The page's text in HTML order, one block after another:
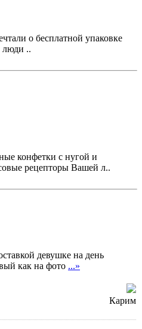
о бесплатной упаковке
люди ..
конфетки с нугой и
рецепторы Вашей л..
девушке на день
как на фото ...»
Карим